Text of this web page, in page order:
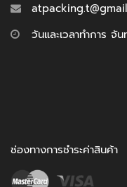
วันและเวลาทำการ
ช่องทางการชำระค่าสินค้า